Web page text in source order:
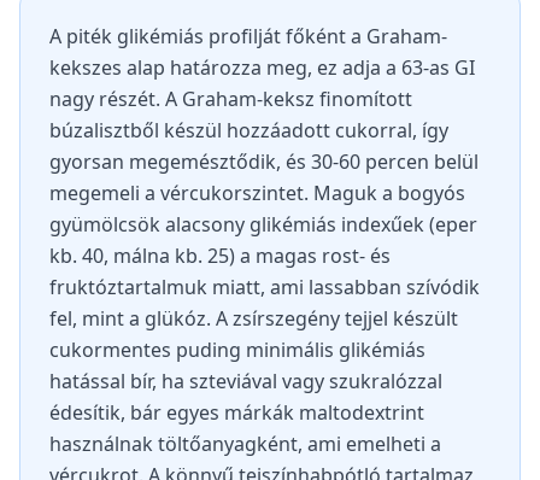
A piték glikémiás profilját főként a Graham-
kekszes alap határozza meg, ez adja a 63-as GI
nagy részét. A Graham-keksz finomított
búzalisztből készül hozzáadott cukorral, így
gyorsan megemésztődik, és 30-60 percen belül
megemeli a vércukorszintet. Maguk a bogyós
gyümölcsök alacsony glikémiás indexűek (eper
kb. 40, málna kb. 25) a magas rost- és
fruktóztartalmuk miatt, ami lassabban szívódik
fel, mint a glükóz. A zsírszegény tejjel készült
cukormentes puding minimális glikémiás
hatással bír, ha szteviával vagy szukralózzal
édesítik, bár egyes márkák maltodextrint
használnak töltőanyagként, ami emelheti a